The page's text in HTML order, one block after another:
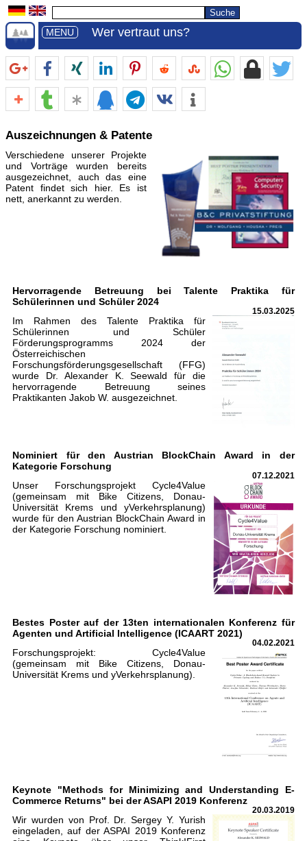
MENU Wer vertraut uns?
Auszeichnungen & Patente
Verschiedene unserer Projekte
und Vorträge wurden bereits
ausgezeichnet, auch das eine
Patent findet sich hier. Es ist
nett, anerkannt zu werden.
Hervorragende Betreuung bei Talente Praktika für
Schülerinnen und Schüler 2024
15.03.2025
Im Rahmen des Talente Praktika für
Schülerinnen und Schüler
Förderungsprogramms 2024 der
Österreichischen
Forschungsförderungsgesellschaft (FFG)
wurde Dr. Alexander K. Seewald für die
hervorragende Betreuung seines
Praktikanten Jakob W. ausgezeichnet.
Nominiert für den Austrian BlockChain Award in der
Kategorie Forschung
07.12.2021
Unser Forschungsprojekt Cycle4Value
(gemeinsam mit Bike Citizens, Donau-
Universität Krems und yVerkehrsplanung)
wurde für den Austrian BlockChain Award in
der Kategorie Forschung nominiert.
Bestes Poster auf der 13ten internationalen Konferenz für
Agenten und Artificial Intelligence (ICAART 2021)
04.02.2021
Forschungsprojekt: Cycle4Value
(gemeinsam mit Bike Citizens, Donau-
Universität Krems und yVerkehrsplanung).
Keynote "Methods for Minimizing and Understanding E-
Commerce Returns" bei der ASAPI 2019 Konferenz
20.03.2019
Wir wurden von Prof. Dr. Sergey Y. Yurish
eingeladen, auf der ASPAI 2019 Konferenz